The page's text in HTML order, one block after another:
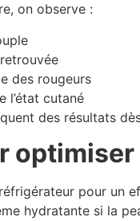
on observe :
des rougeurs
l’état cutané
des résultats
pour un
hydratante si la